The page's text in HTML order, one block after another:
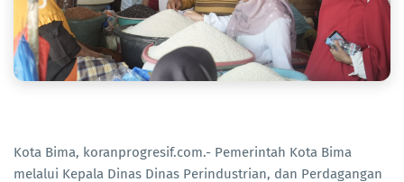
Kota Bima, koranprogresif.com.- Pemerintah Kota Bima
melalui Kepala Dinas Dinas Perindustrian, dan Perdagangan